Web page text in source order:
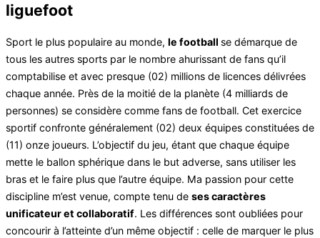
to
liguefoot
Sport le plus populaire au monde, le football se démarque de
tous les autres sports par le nombre ahurissant de fans qu’il
comptabilise et avec presque (02) millions de licences délivrées
chaque année. Près de la moitié de la planète (4 milliards de
personnes) se considère comme fans de football. Cet exercice
sportif confronte généralement (02) deux équipes constituées de
(11) onze joueurs. L’objectif du jeu, étant que chaque équipe
mette le ballon sphérique dans le but adverse, sans utiliser les
bras et le faire plus que l’autre équipe. Ma passion pour cette
discipline m’est venue, compte tenu de ses caractères
unificateur et collaboratif. Les différences sont oubliées pour
concourir à l’atteinte d’un même objectif : celle de marquer le plus